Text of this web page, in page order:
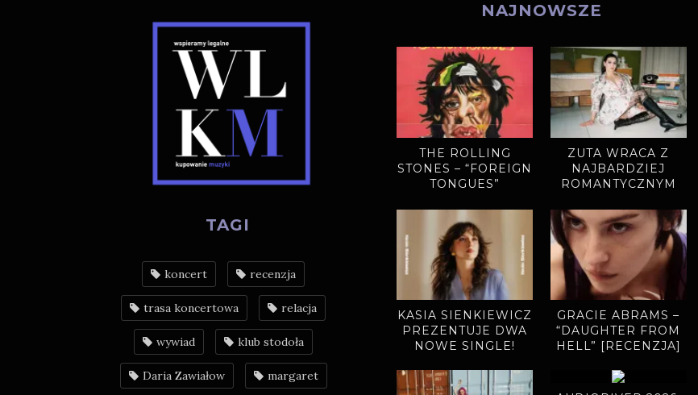
TAGI
koncert recenzja
trasa koncertowa relacja
wywiad klub stodoła
Daria Zawiałow margaret
NAJNOWSZE
THE ROLLING
STONES – “FOREIGN
TONGUES”
ZUTA WRACA Z
NAJBARDZIEJ
ROMANTYCZNYM
„MIODOWE LATA”
ZAPOWIADAJĄ
NOWY ALBUM
KASIA SIENKIEWICZ
PREZENTUJE DWA
NOWE SINGLE!
GRACIE ABRAMS –
“DAUGHTER FROM
HELL” [RECENZJA]